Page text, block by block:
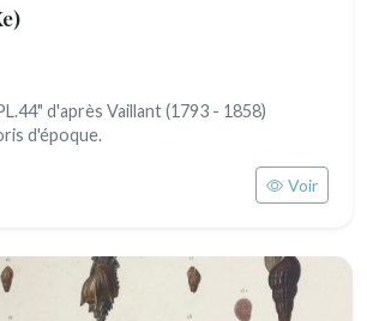
d'après Vaillant (1793 - 1858)
d'époque.
Voir